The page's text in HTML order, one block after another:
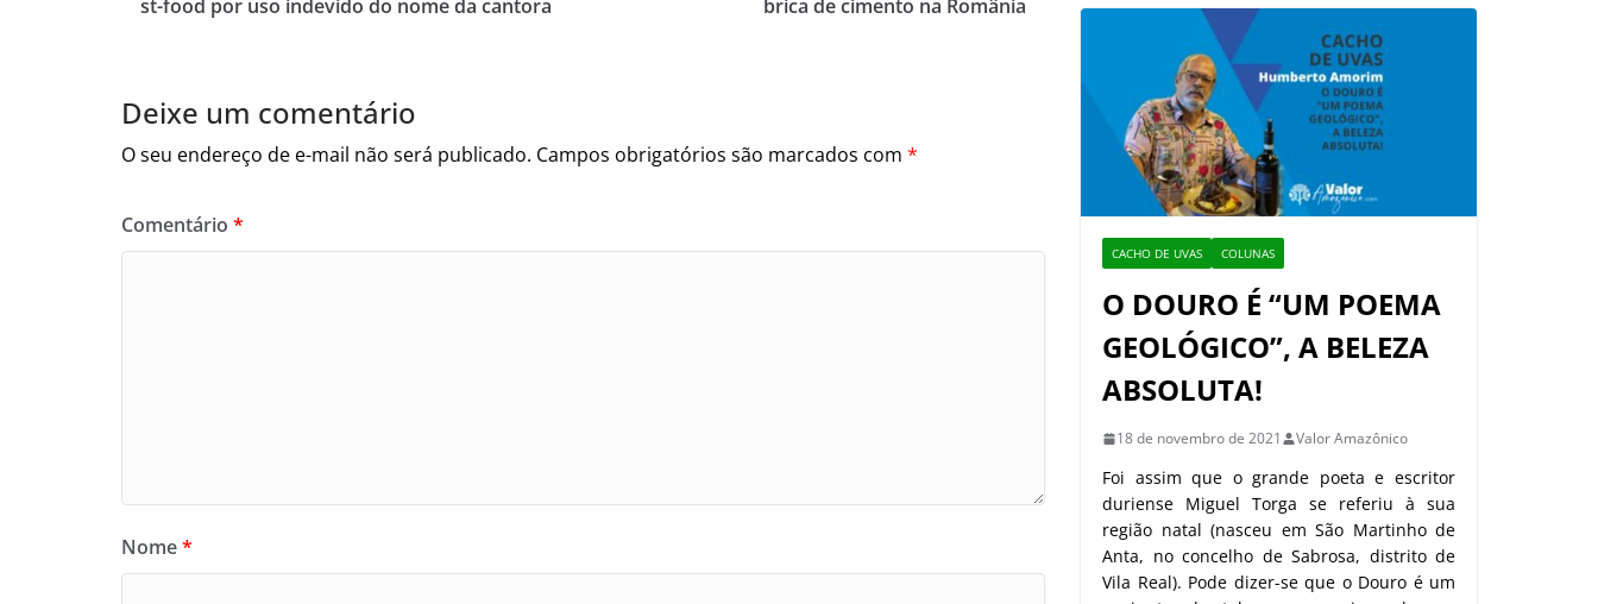
st-food por uso indevido do nome da cantora
brica de cimento na România
Deixe um comentário
O seu endereço de e-mail não será publicado. Campos obrigatórios são marcados com *
Comentário *
Nome*
CACHO DE UVAS COLUNAS
O DOURO É “UM POEMA
GEOLÓGICO”, A BELEZA
ABSOLUTA!
18 de novembro de 2021 Valor Amazônico
Foi assim que o grande poeta e escritor
duriense Miguel Torga se referiu à sua
região natal (nasceu em São Martinho de
Anta, no concelho de Sabrosa, distrito de
Vila Real). Pode dizer-se que o Douro é um